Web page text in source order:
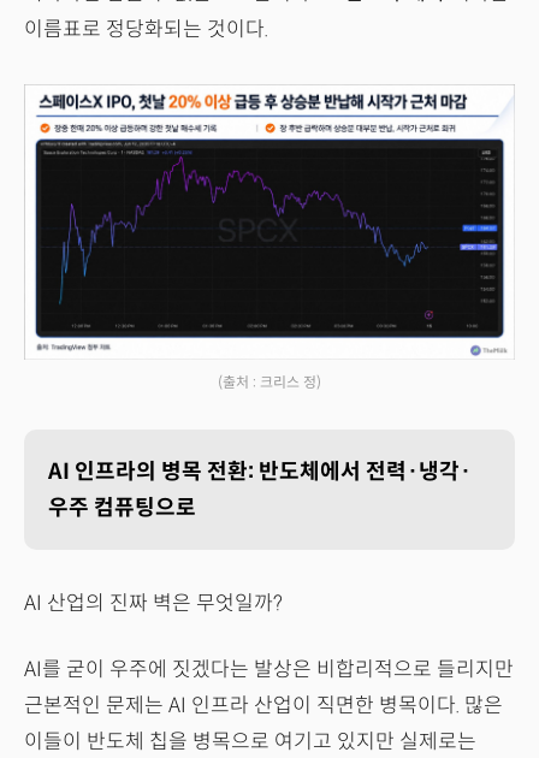
이름표로 정당화되는 것이다.
(출처 : 크리스 정)
AI 인프라의 병목 전환: 반도체에서 전력·냉각·
우주 컴퓨팅으로
AI 산업의 진짜 벽은 무엇일까?
AI를 굳이 우주에 짓겠다는 발상은 비합리적으로 들리지만
근본적인 문제는 AI 인프라 산업이 직면한 병목이다. 많은
이들이 반도체 칩을 병목으로 여기고 있지만 실제로는